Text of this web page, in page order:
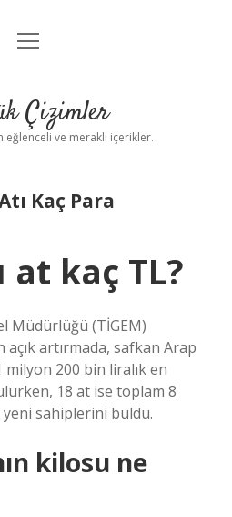
Anasayfa
Uyarı
menüyü
Çizimler
eğlenceli ve meraklı içerikler.
Kaç Para
at kaç TL?
Müdürlüğü (TİGEM)
artırmada, safkan Arap
milyon 200 bin liralık en
18 at ise toplam 8
sahiplerini buldu.
kilosu ne